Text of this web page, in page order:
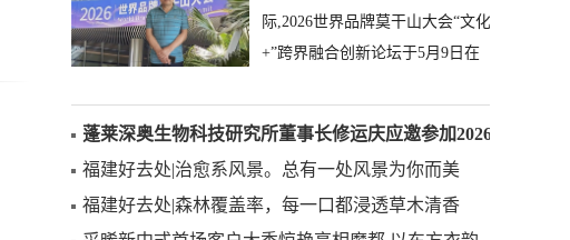
际,2026世界品牌莫干山大会“文化
+”跨界融合创新论坛于5月9日在
蓬莱深奥生物科技研究所董事长修运庆应邀参加2026
世界品牌莫干山大会
福建好去处|治愈系风景。总有一处风景为你而美
福建好去处|森林覆盖率，每一口都浸透草木清香